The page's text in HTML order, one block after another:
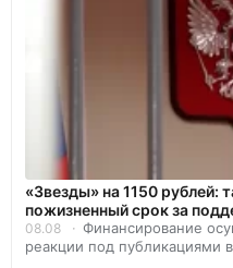
«Звезды» на 1150 рублей:
пожизненный срок за
08.08
Финансирование
реакции под публикациями